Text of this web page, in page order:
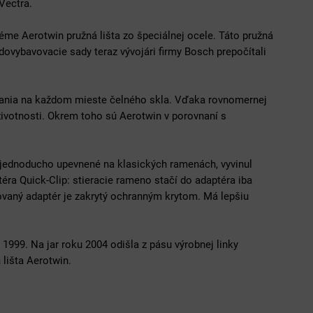
Aerotwin pružná lišta zo špeciálnej ocele. Táto pružná
sady teraz vývojári firmy Bosch prepočítali
na každom mieste čelného skla. Vďaka rovnomernej
Okrem toho sú Aerotwin v porovnaní s
upevnené na klasických ramenách, vyvinul
Quick-Clip: stieracie rameno stačí do adaptéra iba
adaptér je zakrytý ochranným krytom. Má lepšiu
Na jar roku 2004 odišla z pásu výrobnej linky
lišta Aerotwin.